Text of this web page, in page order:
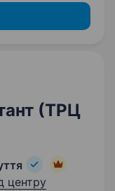
(ТРЦ
центру